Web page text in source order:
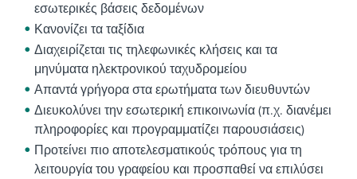
εσωτερικές βάσεις δεδομένων
Κανονίζει τα ταξίδια
Διαχειρίζεται τις τηλεφωνικές κλήσεις και τα
μηνύματα ηλεκτρονικού ταχυδρομείου
Απαντά γρήγορα στα ερωτήματα των διευθυντών
Διευκολύνει την εσωτερική επικοινωνία (π.χ. διανέμει
πληροφορίες και προγραμματίζει παρουσιάσεις)
Προτείνει πιο αποτελεσματικούς τρόπους για τη
λειτουργία του γραφείου και προσπαθεί να επιλύσει